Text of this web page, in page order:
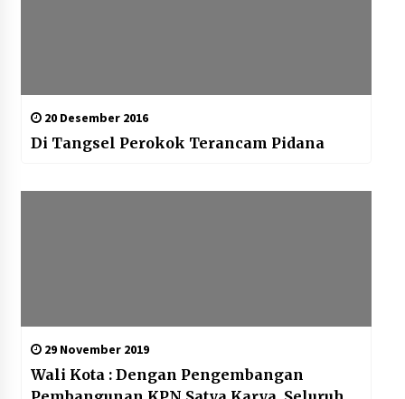
20 Desember 2016
Di Tangsel Perokok Terancam Pidana
29 November 2019
Wali Kota : Dengan Pengembangan